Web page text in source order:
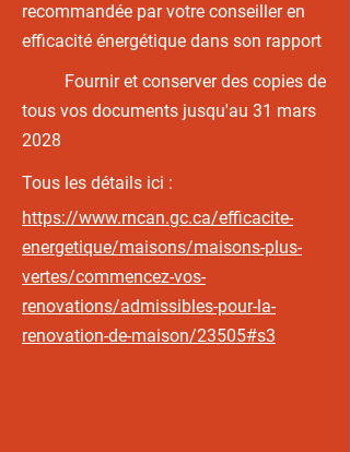
recommandée par votre conseiller en
efficacité énergétique dans son rapport
Fournir et conserver des copies de
tous vos documents jusqu'au 31 mars
2028
Tous les détails ici :
https://www.rncan.gc.ca/efficacite-
energetique/maisons/maisons-plus-
vertes/commencez-vos-
renovations/admissibles-pour-la-
renovation-de-maison/23505#s3